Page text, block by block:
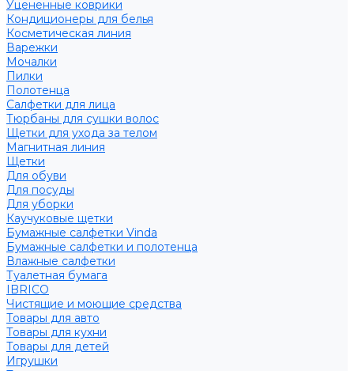
Уцененные коврики
Кондиционеры для белья
Косметическая линия
Варежки
Мочалки
Пилки
Полотенца
Салфетки для лица
Тюрбаны для сушки волос
Щетки для ухода за телом
Магнитная линия
Щетки
Для обуви
Для посуды
Для уборки
Каучуковые щетки
Бумажные салфетки Vinda
Бумажные салфетки и полотенца
Влажные салфетки
Туалетная бумага
IBRICO
Чистящие и моющие средства
Товары для авто
Товары для кухни
Товары для детей
Игрушки